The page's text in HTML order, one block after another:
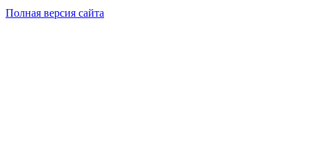
Полная версия сайта